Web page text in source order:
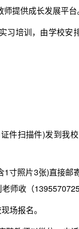
供成长发展平台
训，由学校安
扫描件)发到我校
照片3张)直接邮
师收（
场报名。